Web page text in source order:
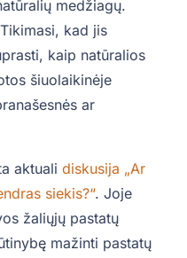
medžiagų.
kad jis
kaip natūralios
šiuolaikinėje
ar
aktuali diskusija „Ar
siekis?“. Joje
žaliųjų pastatų
mažinti pastatų